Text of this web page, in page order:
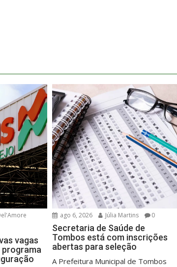
vagas
programa
ago 6, 2026 Júlia Martins 0
Secretaria de Saúde de
Tombos está com inscrições
abertas para seleção
A Prefeitura Municipal de Tombos